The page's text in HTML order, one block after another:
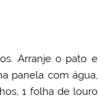
Arranje o pato e
panela com água,
1 folha de louro